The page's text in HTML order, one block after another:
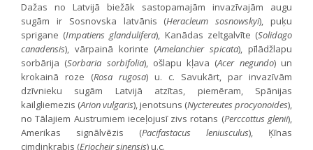
Dažas no Latvijā biežāk sastopamajām invazīvajām augu
sugām ir Sosnovska latvānis (Heracleum sosnowskyi), puķu
sprigane (Impatiens glandulifera), Kanādas zeltgalvīte (Solidago
canadensis), vārpainā korinte (Amelanchier spicata), pīlādžlapu
sorbārija (Sorbaria sorbifolia), ošlapu kļava (Acer negundo) un
krokainā roze (Rosa rugosa) u. c. Savukārt, par invazīvām
dzīvnieku sugām Latvijā atzītas, piemēram, Spānijas
kailgliemezis (Arion vulgaris), jenotsuns (Nyctereutes procyonoides),
no Tālajiem Austrumiem ieceļojusī zivs rotans (Perccottus glenii),
Amerikas signālvēzis (Pacifastacus leniusculus), Ķīnas
cimdiņkrabis (Eriocheir sinensis) u.c.